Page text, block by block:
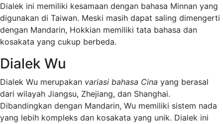
Dialek ini memiliki kesamaan dengan bahasa Minnan yang
digunakan di Taiwan. Meski masih dapat saling dimengerti
dengan Mandarin, Hokkian memiliki tata bahasa dan
kosakata yang cukup berbeda.
Dialek Wu
Dialek Wu merupakan variasi bahasa Cina yang berasal
dari wilayah Jiangsu, Zhejiang, dan Shanghai.
Dibandingkan dengan Mandarin, Wu memiliki sistem nada
yang lebih kompleks dan kosakata yang unik. Dialek ini